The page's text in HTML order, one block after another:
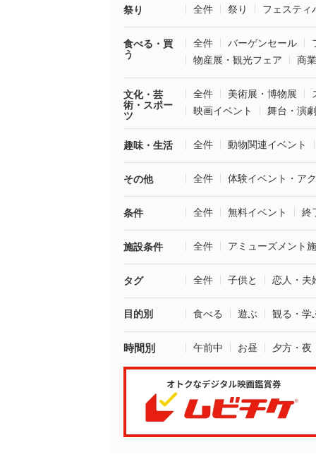
祭り 全件 祭り フェスティ
食べる・買
う
全件 バーゲンセール
物産展・観光フェア
商
文化・芸
術・スポー
ツ
全件 美術展・博物展
映画イベント
舞台・演劇
趣味・生活 全件 動物関連イベント
その他 全件 体験イベント・ア
条件 全件 無料イベント 終
施設条件 全件 アミューズメント
タグ 全件 子供と 恋人・夫
目的別 食べる 遊ぶ 観る・学
時間別 午前中 お昼 夕方・夜